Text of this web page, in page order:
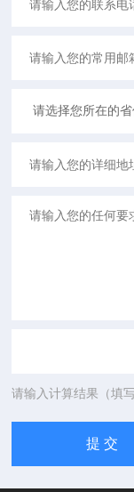
请输入计算结果（填